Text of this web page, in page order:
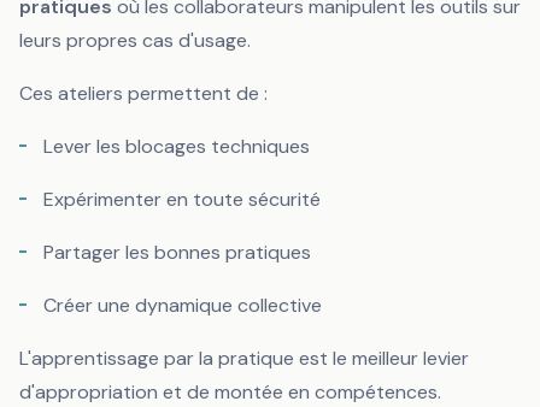
pratiques où les collaborateurs manipulent les outils sur
leurs propres cas d'usage.
Ces ateliers permettent de :
Lever les blocages techniques
Expérimenter en toute sécurité
Partager les bonnes pratiques
Créer une dynamique collective
L'apprentissage par la pratique est le meilleur levier
d'appropriation et de montée en compétences.